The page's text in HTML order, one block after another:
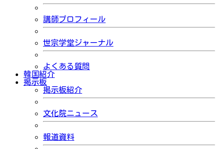
講師プロフィール
世宗学堂ジャーナル
よくある質問
韓国紹介
掲示板
掲示板紹介
文化院ニュース
報道資料